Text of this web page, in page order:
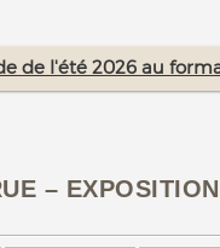
de l'été 2026 au
–